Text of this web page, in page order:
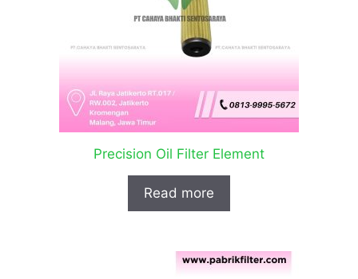
Precision Oil Filter Element
Read more